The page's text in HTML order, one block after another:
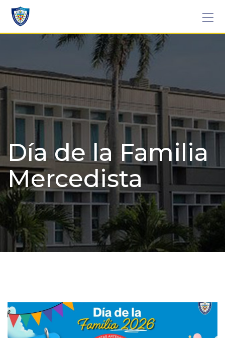
Skip
content
Día de la Familia
Mercedista